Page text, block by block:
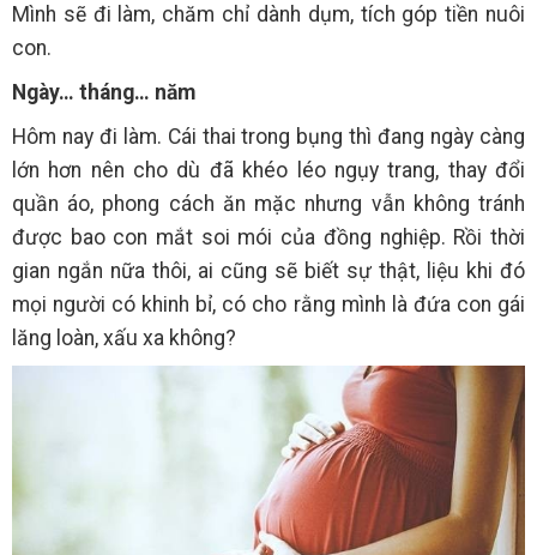
Mình sẽ đi làm, chăm chỉ dành dụm, tích góp tiền nuôi
con.
Ngày… tháng… năm
Hôm nay đi làm. Cái thai trong bụng thì đang ngày càng
lớn hơn nên cho dù đã khéo léo ngụy trang, thay đổi
quần áo, phong cách ăn mặc nhưng vẫn không tránh
được bao con mắt soi mói của đồng nghiệp. Rồi thời
gian ngắn nữa thôi, ai cũng sẽ biết sự thật, liệu khi đó
mọi người có khinh bỉ, có cho rằng mình là đứa con gái
lăng loàn, xấu xa không?